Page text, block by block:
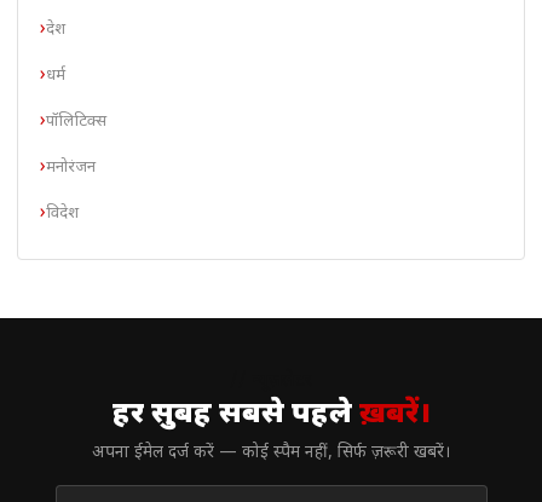
देश
धर्म
पॉलिटिक्स
मनोरंजन
विदेश
हर सुबह सबसे पहलेख़बरें।
अपना ईमेल दर्ज करें — कोई स्पैम नहीं, सिर्फ ज़रूरी खबरें।